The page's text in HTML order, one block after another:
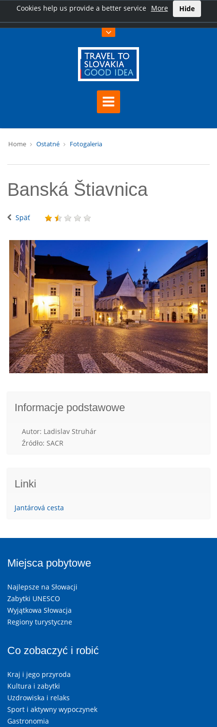
Cookies help us provide a better service More Hide
Home Ostatné Fotogaleria
Banská Štiavnica
Späť
Informacje podstawowe
Autor: Ladislav Struhár
Źródło: SACR
Linki
Jantárová cesta
Miejsca pobytowe
Najlepsze na Słowacji
Zabytki UNESCO
Wyjątkowa Słowacja
Regiony turystyczne
Co zobaczyć i robić
Kraj i jego przyroda
Kultura i zabytki
Uzdrowiska i relaks
Sport i aktywny wypoczynek
Gastronomia